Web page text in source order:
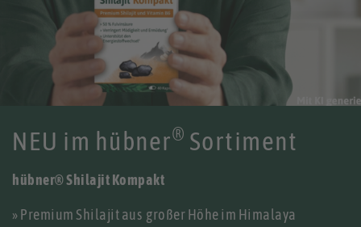
NEU im hübner® Sortiment
hübner® Shilajit Kompakt
» Premium Shilajit aus großer Höhe im Himalaya